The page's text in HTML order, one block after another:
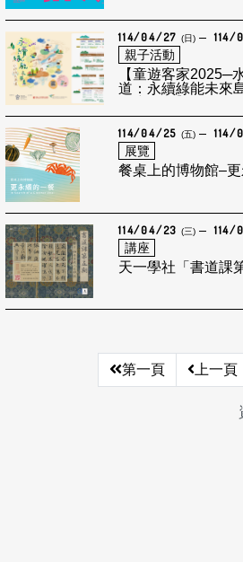
114/04/27 (日) 114/
親子活動
【童遊客家2025─
道：永續綠能未來
114/04/25 (五) 114/
展覽
餐桌上的博物館–
114/04/23 (三) 114/
講座
天一學社「書道課
第一頁 上一頁